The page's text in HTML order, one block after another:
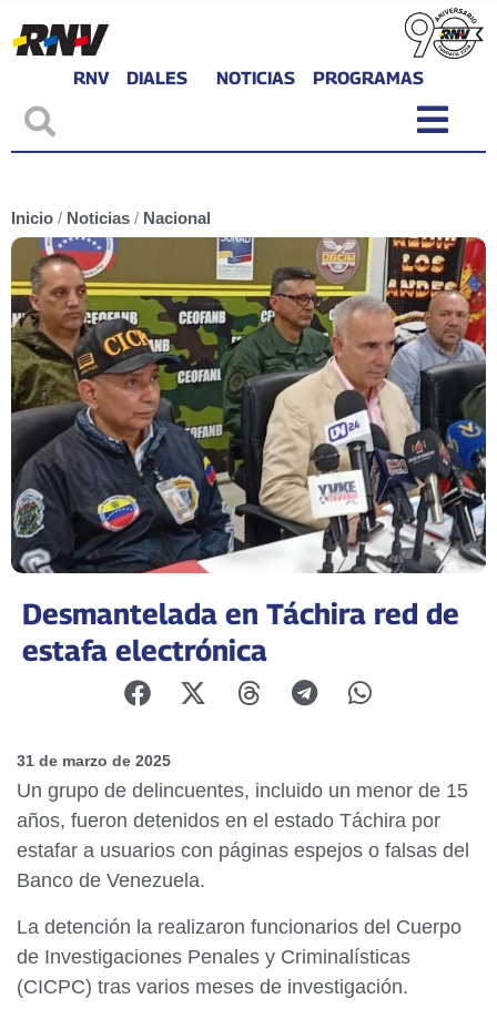
RNV DIALES NOTICIAS PROGRAMAS
Inicio / Noticias / Nacional
Desmantelada en Táchira red de
estafa electrónica
31 de marzo de 2025
Un grupo de delincuentes, incluido un menor de 15
años, fueron detenidos en el estado Táchira por
estafar a usuarios con páginas espejos o falsas del
Banco de Venezuela.
La detención la realizaron funcionarios del Cuerpo
de Investigaciones Penales y Criminalísticas
(CICPC) tras varios meses de investigación.